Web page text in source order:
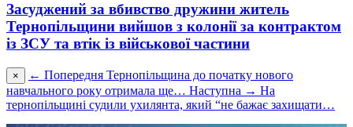
Засуджений за вбивство дружини житель
Тернопільщини вийшов з колонії за контрактом
із ЗСУ та втік із військової частини
× ← Попередня Тернопільщина до початку нового
навчального року отримала ще… Наступна → На
тернопільщині судили ухилянта, який “не бажає захищати…